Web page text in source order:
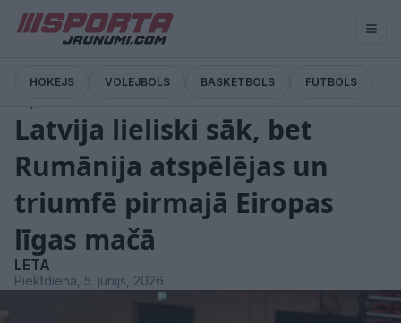
HOKEJS VOLEJBOLS BASKETBOLS FUTBOLS
Latvija lieliski sāk, bet
Rumānija atspēlējas un
triumfē pirmajā Eiropas
līgas mačā
LETA
Piektdiena, 5. jūnijs, 2026